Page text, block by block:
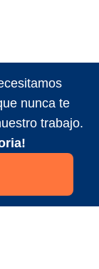
nunca te
trabajo.